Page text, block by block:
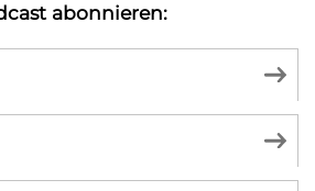
abonnieren: